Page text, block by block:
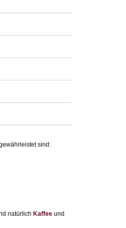
sind:
natürlich Kaffee und